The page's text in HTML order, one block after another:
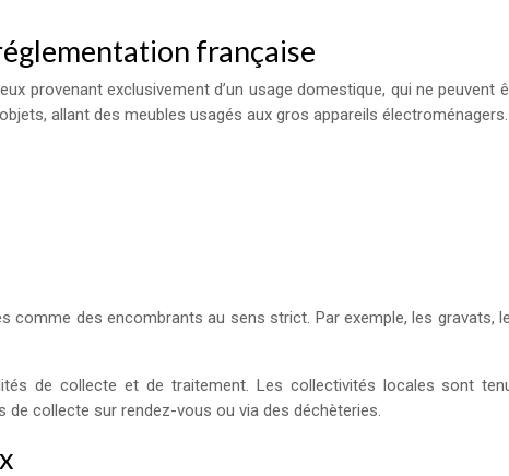
française
provenant exclusivement d’un usage domestique, qui ne peuvent
allant des meubles usagés aux gros appareils électroménagers.
des encombrants au sens strict. Par exemple, les gravats,
de collecte et de traitement. Les collectivités locales sont
collecte sur rendez-vous ou via des déchèteries.